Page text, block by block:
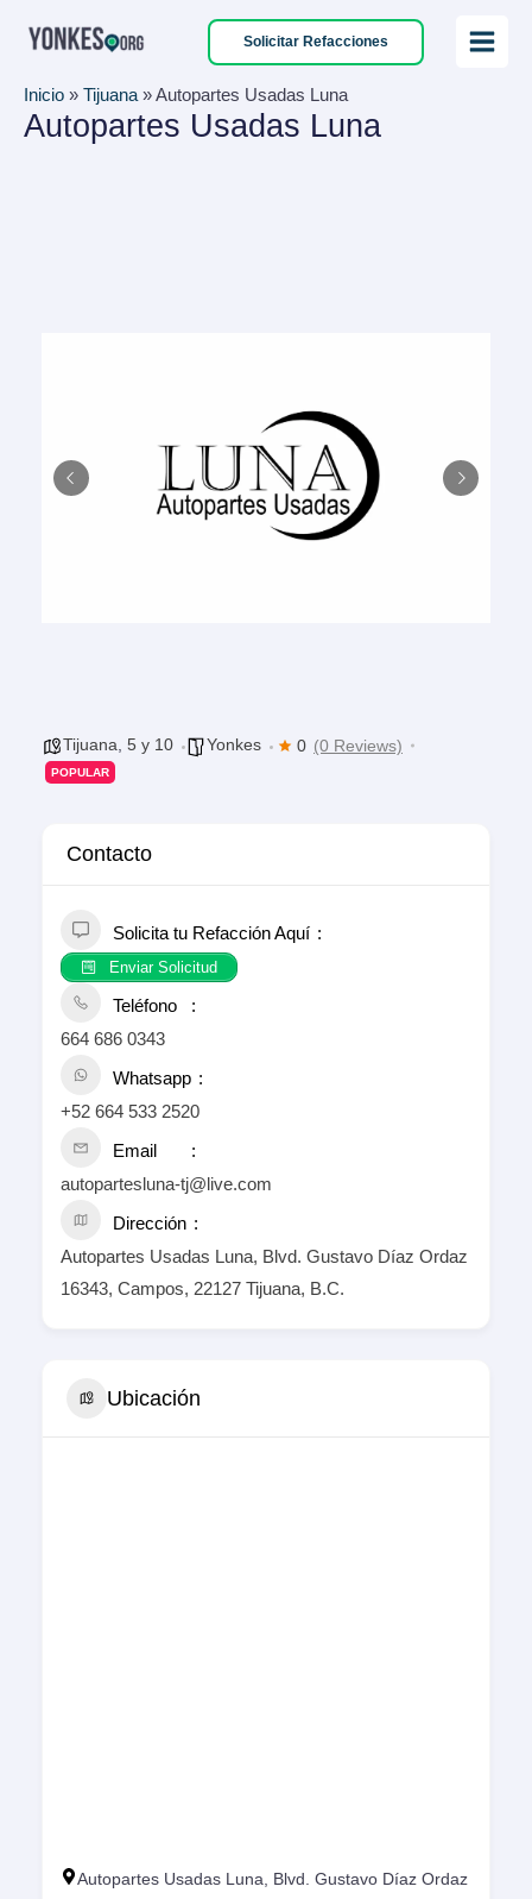
Solicitar Refacciones
Main
Inicio » Tijuana »Autopartes Usadas Luna
Autopartes Usadas Luna
Tijuana 5 y 10 Yonkes 0 (0 Reviews)
POPULAR
Contacto
Solicita tu Refacción Aquí
Enviar Solicitud
Teléfono
664 686 0343
Whatsapp
+52 664 533 2520
Email
autopartesluna-tj@live.com
Dirección
Autopartes Usadas Luna, Blvd. Gustavo Díaz Ordaz
16343, Campos, 22127 Tijuana, B.C.
Ubicación
Autopartes Usadas Luna, Blvd. Gustavo Díaz Ordaz